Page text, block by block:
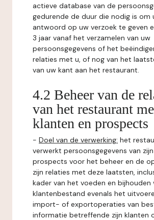
actieve database van de
gedurende de duur die nodig is om
antwoord op uw verzoek te geven
3 jaar vanaf het verzamelen van uw
persoonsgegevens of het
relaties met u, of nog van het
van uw kant aan het restaurant.
4.2 Beheer van de
van het restaurant
klanten en prospects
- Doel van de verwerking: het
verwerkt persoonsgegevens van
prospects voor het beheer en de
zijn relaties met deze laatsten,
kader van het voeden en bijhouden
klantenbestand evenals het
import- of exportoperaties van
informatie betreffende zijn klanten